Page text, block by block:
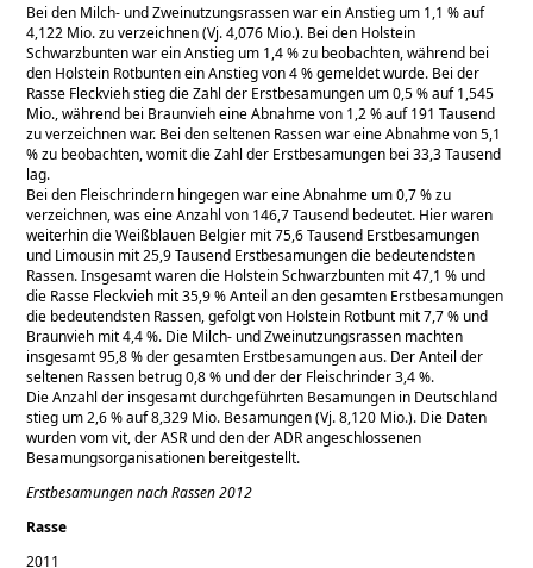
Bei den Milch- und Zweinutzungsrassen war ein Anstieg um 1,1 % auf
4,122 Mio. zu verzeichnen (Vj. 4,076 Mio.). Bei den Holstein
Schwarzbunten war ein Anstieg um 1,4 % zu beobachten, während bei
den Holstein Rotbunten ein Anstieg von 4 % gemeldet wurde. Bei der
Rasse Fleckvieh stieg die Zahl der Erstbesamungen um 0,5 % auf 1,545
Mio., während bei Braunvieh eine Abnahme von 1,2 % auf 191 Tausend
zu verzeichnen war. Bei den seltenen Rassen war eine Abnahme von 5,1
% zu beobachten, womit die Zahl der Erstbesamungen bei 33,3 Tausend
lag.
Bei den Fleischrindern hingegen war eine Abnahme um 0,7 % zu
verzeichnen, was eine Anzahl von 146,7 Tausend bedeutet. Hier waren
weiterhin die Weißblauen Belgier mit 75,6 Tausend Erstbesamungen
und Limousin mit 25,9 Tausend Erstbesamungen die bedeutendsten
Rassen. Insgesamt waren die Holstein Schwarzbunten mit 47,1 % und
die Rasse Fleckvieh mit 35,9 % Anteil an den gesamten Erstbesamungen
die bedeutendsten Rassen, gefolgt von Holstein Rotbunt mit 7,7 % und
Braunvieh mit 4,4 %. Die Milch- und Zweinutzungsrassen machten
insgesamt 95,8 % der gesamten Erstbesamungen aus. Der Anteil der
seltenen Rassen betrug 0,8 % und der der Fleischrinder 3,4 %.
Die Anzahl der insgesamt durchgeführten Besamungen in Deutschland
stieg um 2,6 % auf 8,329 Mio. Besamungen (Vj. 8,120 Mio.). Die Daten
wurden vom vit, der ASR und den der ADR angeschlossenen
Besamungsorganisationen bereitgestellt.
Erstbesamungen nach Rassen 2012
Rasse
2011